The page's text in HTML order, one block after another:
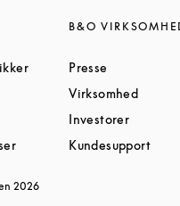
Link Opens in New Tab
in New Tab
in New Tab
Link Opens in New Tab
B&O
Presse
VirksomhedLink
InvestorerLink
KundesupportLink
2026